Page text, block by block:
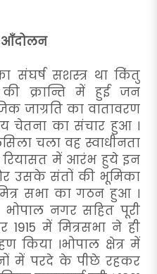
संघर्ष सशस्त्र था किंतु
क्रान्ति में हुई जन
जाग्रति का वातावरण
चेतना का संचार हुआ ।
चला वह स्वाधीनता
रियासत में आरंभ हुये इन
उसके संतों की भूमिका
सभा का गठन हुआ ।
नगर सहित पूरी
1915 में मित्रसभा ने ही
किया ।भोपाल क्षेत्र में
में परदे के पीछे रहकर